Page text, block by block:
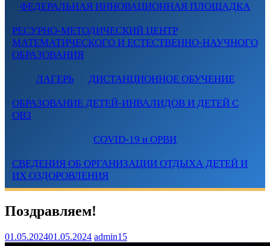
ФЕДЕРАЛЬНАЯ ИННОВАЦИОННАЯ ПЛОЩАДКА
РЕСУРНО-МЕТОДИЧЕСКИЙ ЦЕНТР
МАТЕМАТИЧЕСКОГО И ЕСТЕСТВЕННО-НАУЧНОГО
ОБРАЗОВАНИЯ
ЛАГЕРЬ ДИСТАНЦИОННОЕ ОБУЧЕНИЕ
ОБРАЗОВАНИЕ ДЕТЕЙ-ИНВАЛИДОВ И ДЕТЕЙ С
ОВЗ
COVID-19 и ОРВИ
СВЕДЕНИЯ ОБ ОРГАНИЗАЦИИ ОТДЫХА ДЕТЕЙ И
ИХ ОЗДОРОВЛЕНИЯ
Поздравляем!
01.05.202401.05.2024 admin15